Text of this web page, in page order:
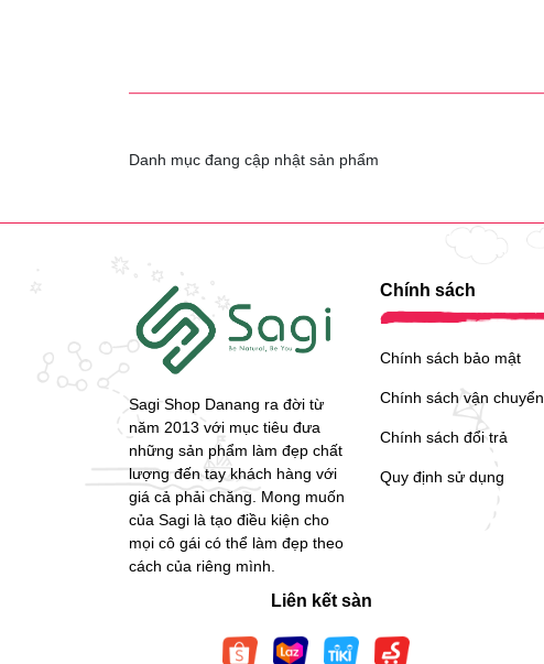
Danh mục đang cập nhật sản phẩm
Sagi Shop Danang ra đời từ
năm 2013 với mục tiêu đưa
những sản phẩm làm đẹp chất
lượng đến tay khách hàng với
giá cả phải chăng. Mong muốn
của Sagi là tạo điều kiện cho
mọi cô gái có thể làm đẹp theo
cách của riêng mình.
Chính sách
Chính sách bảo mật
Chính sách vận chuyển
Chính sách đổi trả
Quy định sử dụng
Liên kết sàn